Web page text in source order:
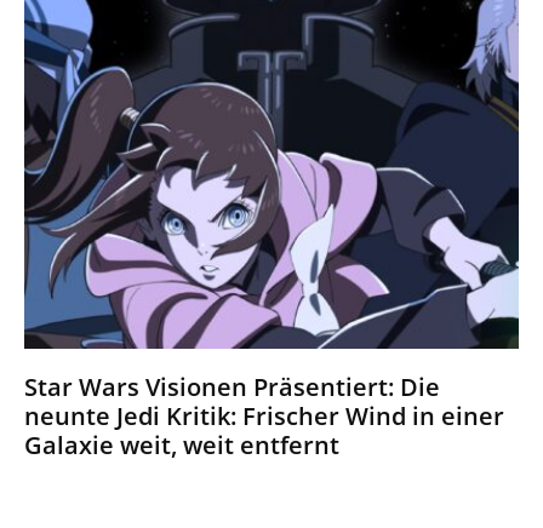
Star Wars Visionen Präsentiert: Die
neunte Jedi Kritik: Frischer Wind in einer
Galaxie weit, weit entfernt